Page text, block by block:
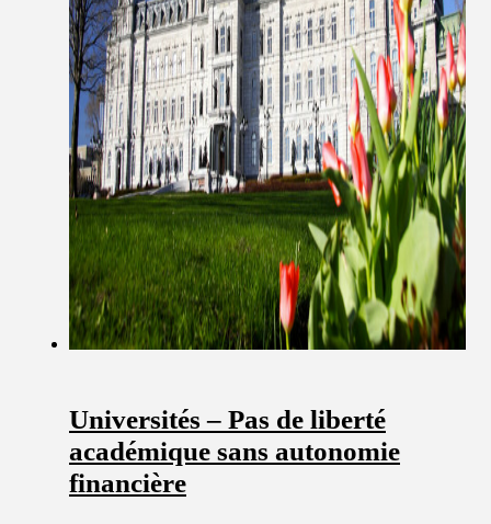
Universités – Pas de liberté
académique sans autonomie
financière